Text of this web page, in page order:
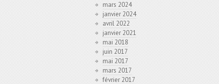
mars 2024
janvier 2024
avril 2022
janvier 2021
mai 2018
juin 2017
mai 2017
mars 2017
février 2017